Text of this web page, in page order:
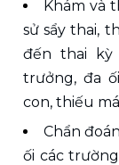
Khám và
sử sẩy thai,
đến thai kỳ
trưởng, đa
con, thiếu
Chẩn
ối các